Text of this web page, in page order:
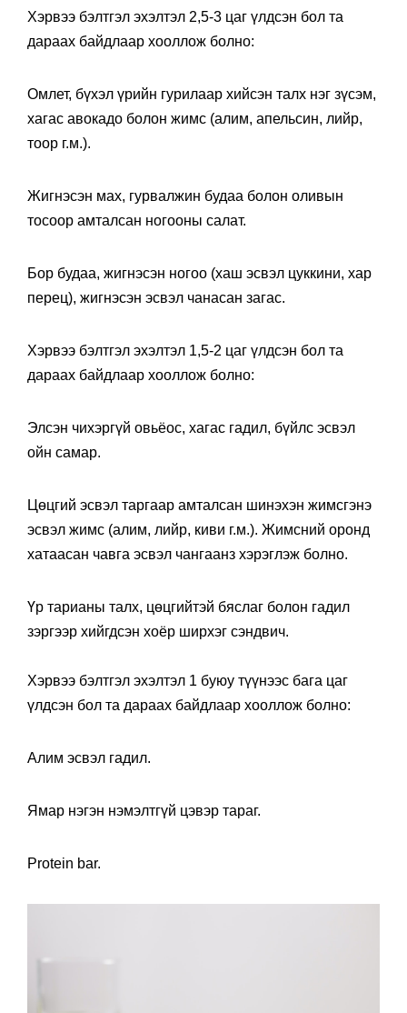
Хэрвээ бэлтгэл эхэлтэл 2,5-3 цаг үлдсэн бол та
дараах байдлаар хооллож болно:
Омлет, бүхэл үрийн гурилаар хийсэн талх нэг зүсэм,
хагас авокадо болон жимс (алим, апельсин, лийр,
тоор г.м.).
Жигнэсэн мах, гурвалжин будаа болон оливын
тосоор амталсан ногооны салат.
Бор будаа, жигнэсэн ногоо (хаш эсвэл цуккини, хар
перец), жигнэсэн эсвэл чанасан загас.
Хэрвээ бэлтгэл эхэлтэл 1,5-2 цаг үлдсэн бол та
дараах байдлаар хооллож болно:
Элсэн чихэргүй овьёос, хагас гадил, бүйлс эсвэл
ойн самар.
Цөцгий эсвэл таргаар амталсан шинэхэн жимсгэнэ
эсвэл жимс (алим, лийр, киви г.м.). Жимсний оронд
хатаасан чавга эсвэл чангаанз хэрэглэж болно.
Үр тарианы талх, цөцгийтэй бяслаг болон гадил
зэргээр хийгдсэн хоёр ширхэг сэндвич.
Хэрвээ бэлтгэл эхэлтэл 1 буюу түүнээс бага цаг
үлдсэн бол та дараах байдлаар хооллож болно:
Алим эсвэл гадил.
Ямар нэгэн нэмэлтгүй цэвэр тараг.
Protein bar.